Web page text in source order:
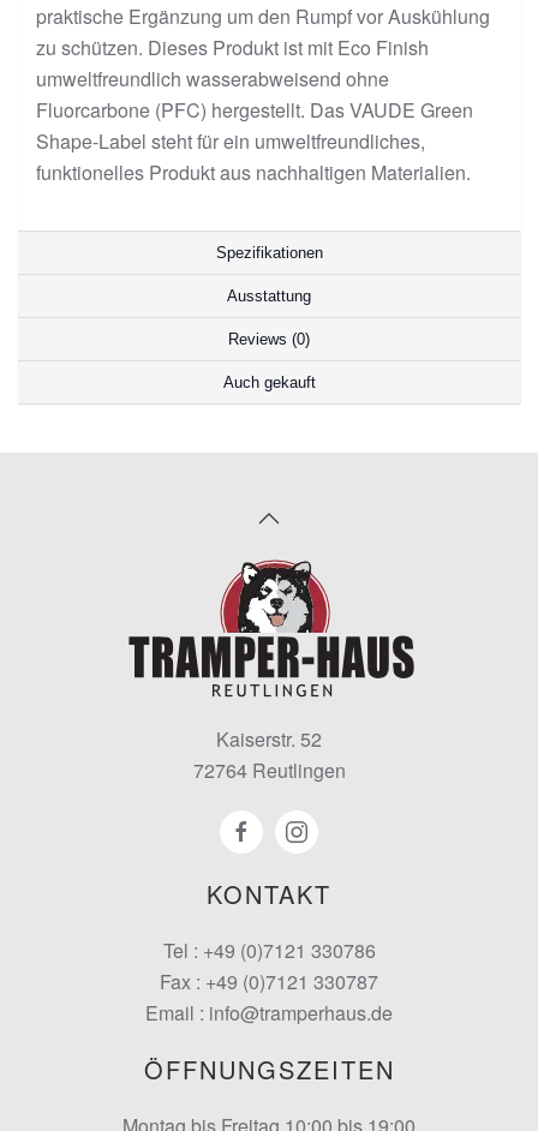
praktische Ergänzung um den Rumpf vor Auskühlung
zu schützen. Dieses Produkt ist mit Eco Finish
umweltfreundlich wasserabweisend ohne
Fluorcarbone (PFC) hergestellt. Das VAUDE Green
Shape-Label steht für ein umweltfreundliches,
funktionelles Produkt aus nachhaltigen Materialien.
Spezifikationen
Ausstattung
Reviews (0)
Auch gekauft
KONTAKT
Tel : +49 (0)7121 330786
Fax : +49 (0)7121 330787
Email : info@tramperhaus.de
Kaiserstr. 52
72764 Reutlingen
ÖFFNUNGSZEITEN